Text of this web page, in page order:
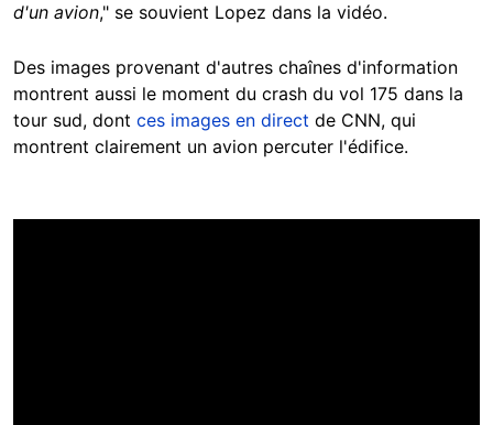
d'un avion," se souvient Lopez dans la vidéo.
Des images provenant d'autres chaînes d'information
montrent aussi le moment du crash du vol 175 dans la
tour sud, dont ces images en direct de CNN, qui
montrent clairement un avion percuter l'édifice.